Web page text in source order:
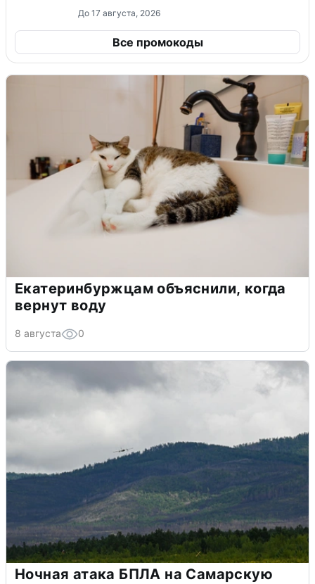
До 17 августа, 2026
Все промокоды
Екатеринбуржцам объяснили, когда
вернут воду
8 августа 0
Ночная атака БПЛА на Самарскую